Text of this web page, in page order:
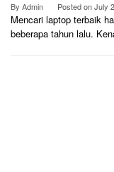
By Admin Posted onJuly
Mencari laptop terbaik
beberapa tahun lalu.